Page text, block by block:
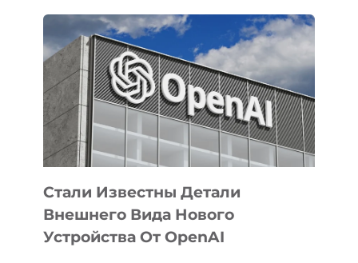
ПРИОРИТЕТНЫЕ
ЗАДАЧИ
ПО
РАЗВИТИЮ
ЭКОСИСТЕМЫ
ИСКУССТВЕННОГО
ИНТЕЛЛЕКТА
Стали Известны Детали
Внешнего Вида Нового
Устройства От OpenAI